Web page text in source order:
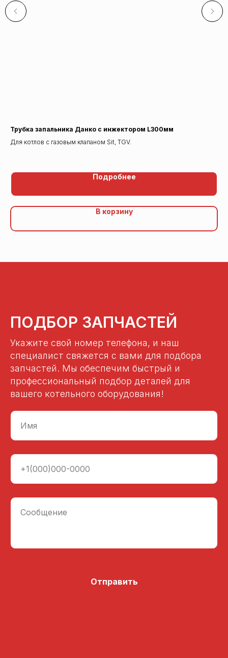
Трубка запальника Данко с инжектором L300мм
Для котлов с газовым клапаном Sit, TGV.
Подробнее
В корзину
ПОДБОР ЗАПЧАСТЕЙ
Укажите свой номер телефона, и наш
специалист свяжется с вами для подбора
запчастей. Мы обеспечим быстрый и
профессиональный подбор деталей для
вашего котельного оборудования!
Имя
+1(000)000-0000
Сообщение
Отправить